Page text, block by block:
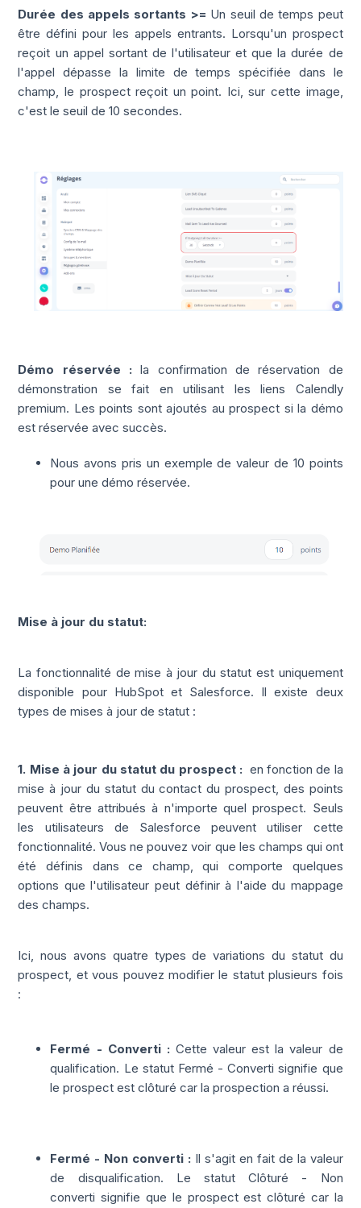
Durée des appels sortants >= Un seuil de temps peut
être défini pour les appels entrants. Lorsqu'un prospect
reçoit un appel sortant de l'utilisateur et que la durée de
l'appel dépasse la limite de temps spécifiée dans le
champ, le prospect reçoit un point. Ici, sur cette image,
c'est le seuil de 10 secondes.
Démo réservée : la confirmation de réservation de
démonstration se fait en utilisant les liens Calendly
premium. Les points sont ajoutés au prospect si la démo
est réservée avec succès.
Nous avons pris un exemple de valeur de 10 points
pour une démo réservée.
Mise à jour du statut:
La fonctionnalité de mise à jour du statut est uniquement
disponible pour HubSpot et Salesforce. Il existe deux
types de mises à jour de statut :
1. Mise à jour du statut du prospect : en fonction de la
mise à jour du statut du contact du prospect, des points
peuvent être attribués à n'importe quel prospect. Seuls
les utilisateurs de Salesforce peuvent utiliser cette
fonctionnalité. Vous ne pouvez voir que les champs qui ont
été définis dans ce champ, qui comporte quelques
options que l'utilisateur peut définir à l'aide du mappage
des champs.
Ici, nous avons quatre types de variations du statut du
prospect, et vous pouvez modifier le statut plusieurs fois
:
Fermé - Converti : Cette valeur est la valeur de
qualification. Le statut Fermé - Convertisignifie que
le prospect est clôturé car la prospection a réussi.
Fermé - Non converti : Il s'agit en fait de la valeur
de disqualification. Le statut
Clôturé - Non
converti signifie que le prospect est clôturé car la